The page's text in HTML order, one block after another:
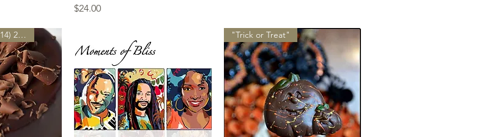
मूल्य
$24.00
Preorder Today (214) 252-9801 "Trick or Treat"